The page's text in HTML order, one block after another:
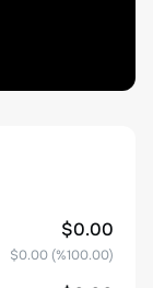
$0.00
$0.00 (%100.00)